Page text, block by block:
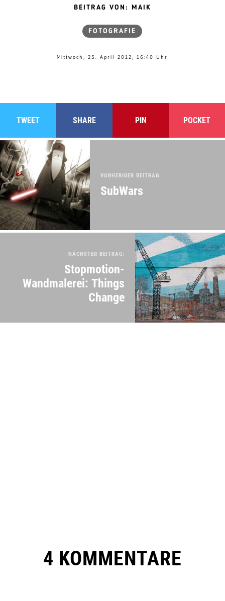
BEITRAG VON: MAIK
FOTOGRAFIE
Mittwoch, 25. April 2012, 16:40 Uhr
TWEET SHARE PIN POCKET
VORHERIGER BEITRAG:
SubWars
NÄCHSTER BEITRAG:
Stopmotion-
Wandmalerei: Things
Change
4 KOMMENTARE